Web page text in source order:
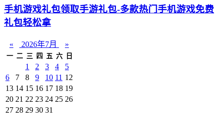
手机游戏礼包领取手游礼包-多款热门手机游戏免费
礼包轻松拿
« 2026年7月 »
一 二 三 四 五 六 日
1 2 3 4
5
6
7 8 9 10 11 12
13 14 15 16 17 18 19
20 21 22 23 24 25 26
27 28 29 30 31